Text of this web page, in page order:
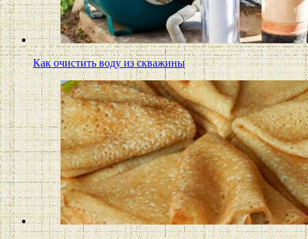
Как очистить воду из скважины